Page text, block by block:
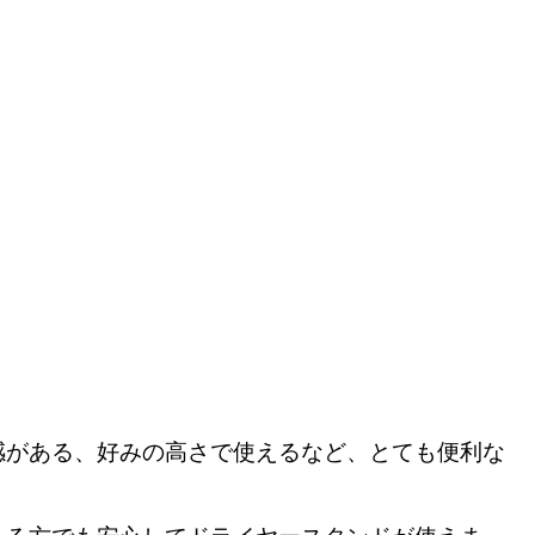
ある、好みの高さで使えるなど、 とても便利な